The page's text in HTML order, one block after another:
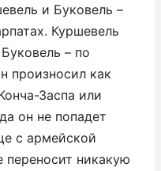
и Буковель –
Куршевель
– по
произносил как
Заспа или
он не попадет
с армейской
никакую